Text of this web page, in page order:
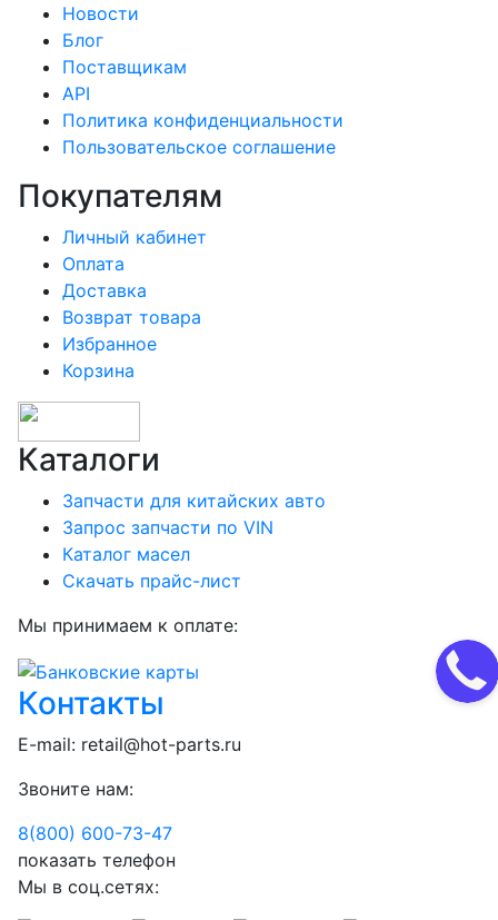
Новости
Блог
Поставщикам
API
Политика конфиденциальности
Пользовательское соглашение
Покупателям
Личный кабинет
Оплата
Доставка
Возврат товара
Избранное
Корзина
Каталоги
Запчасти для китайских авто
Запрос запчасти по VIN
Каталог масел
Скачать прайс-лист
Мы принимаем к оплате:
Контакты
E-mail: retail@hot-parts.ru
Звоните нам:
8(800) 600-73-47
показать телефон
Мы в соц.сетях: